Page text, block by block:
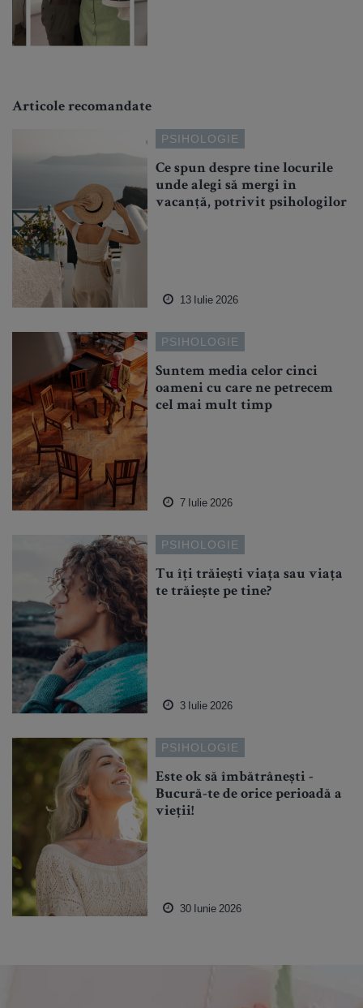
Articole recomandate
PSIHOLOGIE
Ce spun despre tine locurile
unde alegi să mergi în
vacanță, potrivit psihologilor
13 Iulie 2026
PSIHOLOGIE
Suntem media celor cinci
oameni cu care ne petrecem
cel mai mult timp
7 Iulie 2026
PSIHOLOGIE
Tu îți trăiești viața sau viața
te trăiește pe tine?
3 Iulie 2026
PSIHOLOGIE
Este ok să îmbătrânești -
Bucură-te de orice perioadă a
vieții!
30 Iunie 2026